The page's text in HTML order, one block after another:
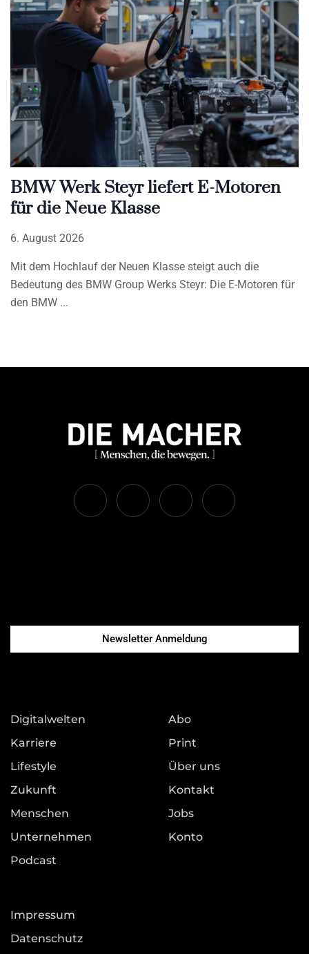
BMW Werk Steyr liefert E-Motoren
für die Neue Klasse
6. August 2026
Mit dem Hochlauf der Neuen Klasse steigt auch die
Bedeutung des BMW Group Werks Steyr: Die E-Motoren für
den BMW
Newsletter Anmeldung
Digitalwelten
Karriere
Lifestyle
Zukunft
Menschen
Unternehmen
Podcast
Abo
Print
Über uns
Kontakt
Jobs
Konto
Impressum
Datenschutz